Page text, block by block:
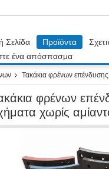
Σελίδα Προϊόντα
ένα απόσπασμα
Τακάκια φρένων
φρένων
χωρίς